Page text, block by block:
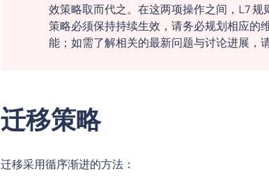
效策略取而代之。在这两项操作之间，L7
策略必须保持持续生效，请务必规划相应的
能；如需了解相关的最新问题与讨论进展，
迁移策略
迁移采用循序渐进的方法：